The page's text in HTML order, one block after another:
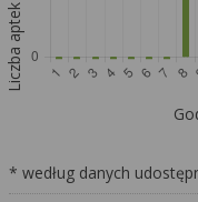
Liczba aptek
* według danych